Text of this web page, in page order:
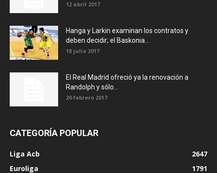
12 abril 2017
Hanga y Larkin examinan los contratos y
deben decidir; el Baskonia...
18 julio 2017
El Real Madrid ofreció ya la renovación a
Randolph y sólo...
20 febrero 2017
CATEGORÍA POPULAR
Liga Acb
2647
Euroliga
1791